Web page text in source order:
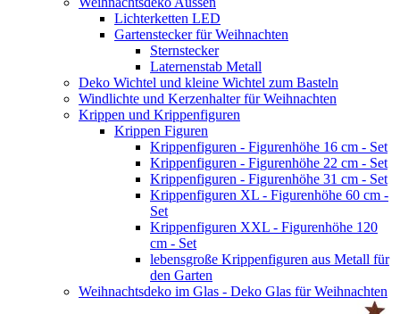
Lichterketten LED
Gartenstecker für Weihnachten
Sternstecker
Laternenstab Metall
Deko Wichtel und kleine Wichtel zum Basteln
Windlichte und Kerzenhalter für Weihnachten
Krippen und Krippenfiguren
Krippen Figuren
Krippenfiguren - Figurenhöhe 16 cm - Set
Krippenfiguren - Figurenhöhe 22 cm - Set
Krippenfiguren - Figurenhöhe 31 cm - Set
Krippenfiguren XL - Figurenhöhe 60 cm -
Set
Krippenfiguren XXL - Figurenhöhe 120
cm - Set
lebensgroße Krippenfiguren aus Metall für
den Garten
Weihnachtsdeko im Glas - Deko Glas für Weihnachten